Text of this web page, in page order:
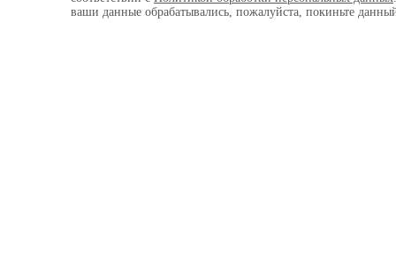
ваши данные обрабатывались, пожалуйста, покиньте